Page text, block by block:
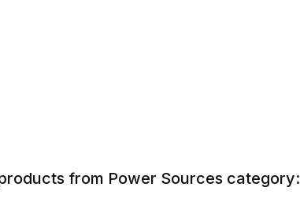
from Power Sources category: